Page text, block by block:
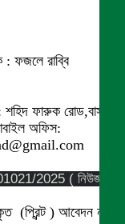
: ফজলে রাব্বি
শহিদ ফারুক রোড,বাসা
অফিস:
01021/2025 ( নিউজ
(প্রিন্ট ) আবেদন নং